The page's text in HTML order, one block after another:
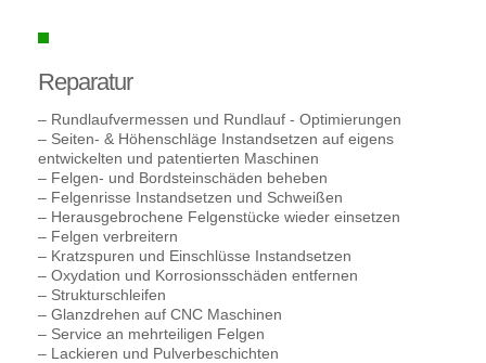
Reparatur
– Rundlaufvermessen und Rundlauf - Optimierungen
– Seiten- & Höhenschläge Instandsetzen auf eigens
entwickelten und patentierten Maschinen
– Felgen- und Bordsteinschäden beheben
– Felgenrisse Instandsetzen und Schweißen
– Herausgebrochene Felgenstücke wieder einsetzen
– Felgen verbreitern
– Kratzspuren und Einschlüsse Instandsetzen
– Oxydation und Korrosionsschäden entfernen
– Strukturschleifen
– Glanzdrehen auf CNC Maschinen
– Service an mehrteiligen Felgen
– Lackieren und Pulverbeschichten